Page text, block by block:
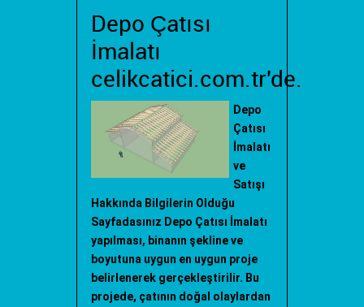
Depo Çatısı
İmalatı
celikcatici.com.tr'de.
Depo
Çatısı
İmalatı
ve
Satışı
Hakkında Bilgilerin Olduğu
Sayfadasınız Depo Çatısı İmalatı
yapılması, binanın şekline ve
boyutuna uygun en uygun proje
belirlenerek gerçekleştirilir. Bu
projede, çatının doğal olaylardan